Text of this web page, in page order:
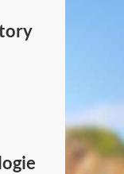
Canada